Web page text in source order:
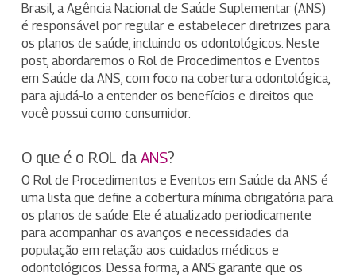
Brasil, a Agência Nacional de Saúde Suplementar (ANS)
é responsável por regular e estabelecer diretrizes para
os planos de saúde, incluindo os odontológicos. Neste
post, abordaremos o Rol de Procedimentos e Eventos
em Saúde da ANS, com foco na cobertura odontológica,
para ajudá-lo a entender os benefícios e direitos que
você possui como consumidor.
O que é o ROL da ANS?
O Rol de Procedimentos e Eventos em Saúde da ANS é
uma lista que define a cobertura mínima obrigatória para
os planos de saúde. Ele é atualizado periodicamente
para acompanhar os avanços e necessidades da
população em relação aos cuidados médicos e
odontológicos. Dessa forma, a ANS garante que os